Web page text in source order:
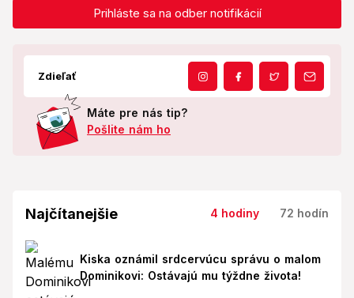
Prihláste sa na odber notifikácií
Zdieľať
Máte pre nás tip?
Pošlite nám ho
Najčítanejšie 4 hodiny 72 hodín
Kiska oznámil srdcervúcu správu o malom
Dominikovi: Ostávajú mu týždne života!